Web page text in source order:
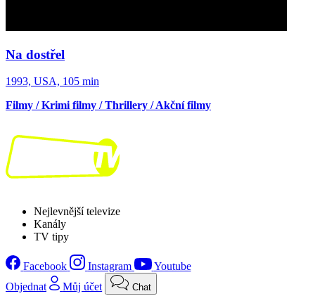
Na dostřel
1993, USA, 105 min
Filmy / Krimi filmy / Thrillery / Akční filmy
Nejlevnější televize
Kanály
TV tipy
Facebook Instagram
Youtube
Objednat
Můj účet Chat